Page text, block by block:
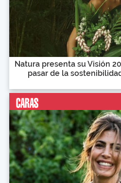
Natura presenta su Visión
pasar de la